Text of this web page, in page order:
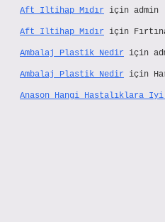
Aft Iltihap Mıdır için admin
Aft Iltihap Mıdır için
Ambalaj Plastik Nedir için
Ambalaj Plastik Nedir için
Anason Hangi Hastalıklara